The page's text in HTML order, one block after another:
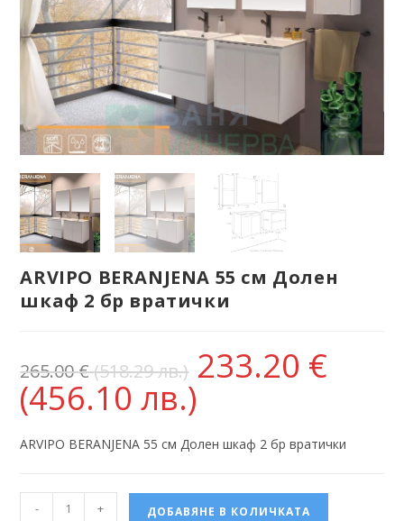
ARVIPO BERANJENA 55 см Долен
шкаф 2 бр вратички
265.00€(518.29 лв.) 233.20 €
(456.10 лв.)
ARVIPO BERANJENA 55 см Долен шкаф 2 бр вратички
- + ДОБАВЯНЕ В КОЛИЧКАТА